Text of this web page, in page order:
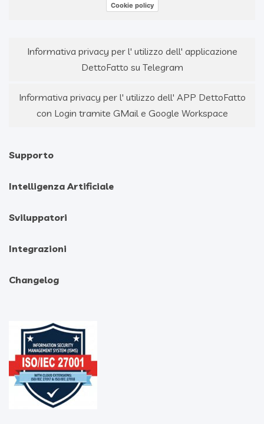
Cookie policy
Informativa privacy per l' utilizzo dell' applicazione
DettoFatto su Telegram
Informativa privacy per l' utilizzo dell' APP DettoFatto
con Login tramite GMail e Google Workspace
Supporto
Intelligenza Artificiale
Sviluppatori
Integrazioni
Changelog